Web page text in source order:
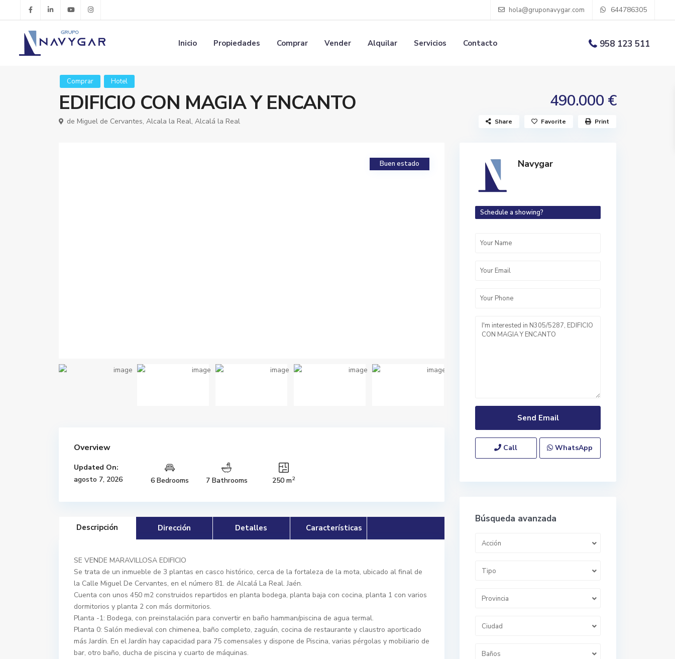
hola@gruponavygar.com 644786305
958 123 511
Inicio Propiedades Comprar Vender Alquilar Servicios Contacto
Comprar Hotel
EDIFICIO CON MAGIA Y ENCANTO 490.000 €
de Miguel de Cervantes, Alcala la Real, Alcalá la Real Share Favorite Print
Buen estado
Overview
Updated On:
agosto 7, 2026
6 Bedrooms 7 Bathrooms 250 m2
Descripción Dirección Detalles Características
SE VENDE MARAVILLOSA EDIFICIO
Se trata de un inmueble de 3 plantas en casco histórico, cerca de la fortaleza de la mota, ubicado al final de
la Calle Miguel De Cervantes, en el número 81. de Alcalá La Real. Jaén.
Cuenta con unos 450 m2 construidos repartidos en planta bodega, planta baja con cocina, planta 1 con varios
dormitorios y planta 2 con más dormitorios.
Planta -1: Bodega, con preinstalación para convertir en baño hamman/piscina de agua termal.
Planta 0: Salón medieval con chimenea, baño completo, zaguán, cocina de restaurante y claustro aporticado
más Jardín. En el Jardín hay capacidad para 75 comensales y dispone de Piscina, varias pérgolas y mobiliario de
bar, otro baño, ducha de piscina y cuarto de máquinas.
Navygar
Schedule a showing?
Call WhatsApp
Búsqueda avanzada
Acción
Tipo
Provincia
Ciudad
Baños